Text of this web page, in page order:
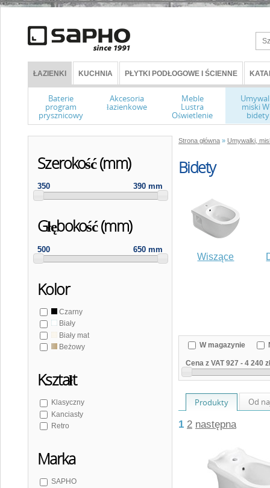
ŁAZIENKI KUCHNIA PŁYTKI PODŁOGOWE I ŚCIENNE
Baterie
program
prysznicowy
Akcesoria
łazienkowe
Meble
Lustra
Oświetlenie
miski
bidety
Strona główna » Umywalki,
Bidety
Wiszące
Szerokość (mm)
350 390 mm
Głębokość (mm)
500 650 mm
Kolor
Czarny
Biały
Biały mat
Beżowy
Kształt
Klasyczny
Kanciasty
Retro
Marka
SAPHO
W magazynie
Cena z VAT 927 - 4 240 zł
Produkty Od
1 2 następna